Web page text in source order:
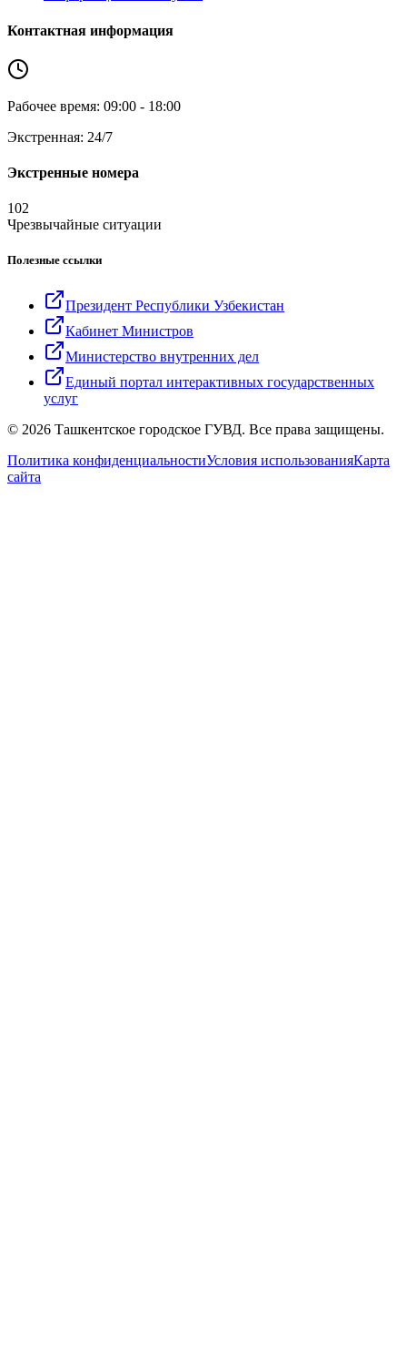
Контактная информация
Рабочее время: 09:00 - 18:00
Экстренная: 24/7
Экстренные номера
102
Чрезвычайные ситуации
Полезные ссылки
Президент Республики Узбекистан
Кабинет Министров
Министерство внутренних дел
Единый портал интерактивных государственных
услуг
© 2026 Ташкентское городское ГУВД. Все права защищены.
Политика конфиденциальностиУсловия использованияКарта
сайта